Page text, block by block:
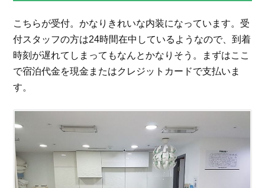
こちらが受付。かなりきれいな内装になっています。受
付スタッフの方は24時間在中しているようなので、到着
時刻が遅れてしまってもなんとかなりそう。まずはここ
で宿泊代金を現金またはクレジットカードで支払いま
す。